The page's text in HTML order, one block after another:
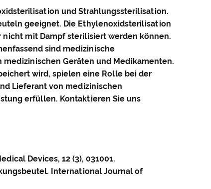
und Strahlungssterilisation.
geeignet. Die Ethylenoxidsterilisation
mit Dampf sterilisiert werden können.
sind medizinische
Geräten und Medikamenten.
wird, spielen eine Rolle bei der
Lieferant von medizinischen
erfüllen. Kontaktieren Sie uns
Devices, 12 (3), 031001.
International Journal of